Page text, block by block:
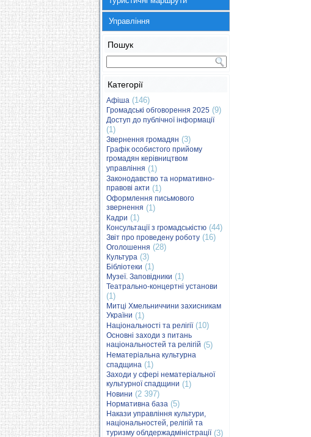
Управління
Пошук
Категорії
Афіша (146)
Громадські обговорення 2025 (9)
Доступ до публічної інформації
(1)
Звернення громадян (3)
Графік особистого прийому
громадян керівництвом
управління (1)
Законодавство та нормативно-
правові акти (1)
Оформлення письмового
звернення (1)
Кадри (1)
Консультації з громадськістю (44)
Звіт про проведену роботу (16)
Оголошення (28)
Культура (3)
Бібліотеки (1)
Музеї. Заповідники (1)
Театрально-концертні установи
(1)
Митці Хмельниччини захисникам
України (1)
Національності та релігії(10)
Основні заходи з питань
національностей та релігій (5)
Нематеріальна культурна
спадщина (1)
Заходи у сфері нематеріальної
культурної спадщини (1)
Новини (2 397)
Нормативна база (5)
Накази управління культури,
національностей, релігій та
туризму облдержадміністрації(3)